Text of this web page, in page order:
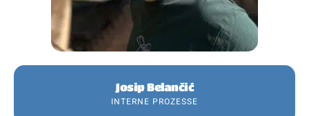
Josip Belančić
INTERNE PROZESSE